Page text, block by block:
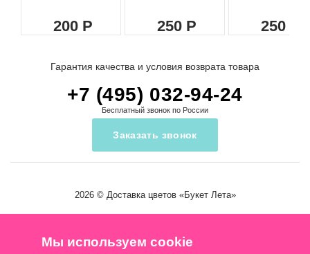
200 250 250
Гарантия качества и условия возврата товара
+7 (495) 032-94-24
Бесплатный звонок по России
Заказать звонок
2026 © Доставка цветов«Букет Лета»
Мы используем cookie